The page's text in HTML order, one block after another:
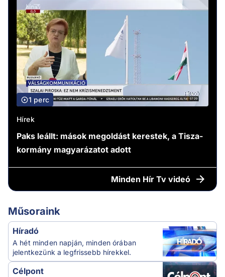
1 perc
Hírek
Paks leállt: mások megoldást kerestek, a Tisza-
kormány magyarázatot adott
Minden Hír Tv videó
Műsoraink
Híradó
A hét minden napján, minden órában
jelentkezünk a legfrissebb hírekkel.
Célpont